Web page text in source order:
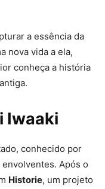
a essência da
nova vida a ela,
conheça a história
Iwaaki
conhecido por
Após o
Historie, um projeto